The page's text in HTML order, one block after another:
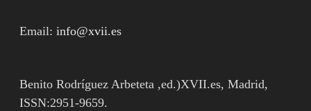
Email:info@xvii.es
Benito Rodríguez Arbeteta ,ed.)XVII.es, Madrid,
ISSN:2951-9659.